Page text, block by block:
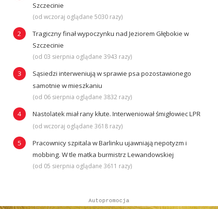
Szczecinie
(od wczoraj oglądane 5030 razy)
Tragiczny finał wypoczynku nad Jeziorem Głębokie w
Szczecinie
(od 03 sierpnia oglądane 3943 razy)
Sąsiedzi interweniują w sprawie psa pozostawionego
samotnie w mieszkaniu
(od 06 sierpnia oglądane 3832 razy)
Nastolatek miał rany kłute. Interweniował śmigłowiec LPR
(od wczoraj oglądane 3618 razy)
Pracownicy szpitala w Barlinku ujawniają nepotyzm i
mobbing. W tle matka burmistrz Lewandowskiej
(od 05 sierpnia oglądane 3611 razy)
Autopromocja